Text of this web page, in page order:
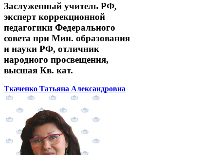
Заслуженный учитель РФ,
эксперт коррекционной
педагогики Федерального
совета при Мин. образования
и науки РФ, отличник
народного просвещения,
высшая Кв. кат.
Ткаченко Татьяна Александровна